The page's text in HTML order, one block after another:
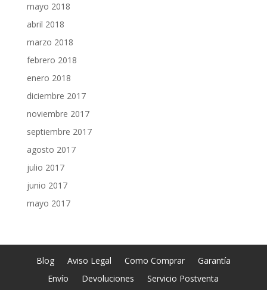
mayo 2018
abril 2018
marzo 2018
febrero 2018
enero 2018
diciembre 2017
noviembre 2017
septiembre 2017
agosto 2017
julio 2017
junio 2017
mayo 2017
Blog Aviso Legal Como Comprar
Garantía
Envío
Devoluciones Servicio Postventa